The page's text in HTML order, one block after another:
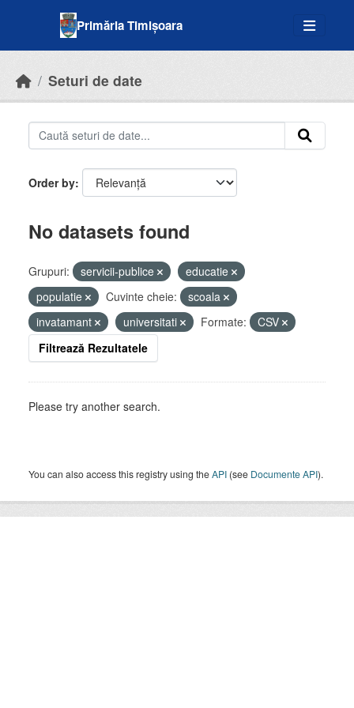
Primăria Timișoara
Seturi de date
Order by
No datasets found
Grupuri: servicii-publice
educatie
populatie
Cuvinte cheie:
scoala
invatamant
universitati Formate:
CSV
Filtrează Rezultatele
Please try another search.
You can also access this registry using theAPI (see Documente API).